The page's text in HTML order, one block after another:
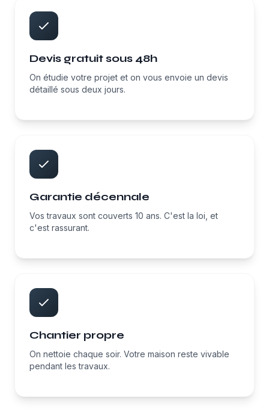
Devis gratuit sous 48h
On étudie votre projet et on vous envoie un devis
détaillé sous deux jours.
Garantie décennale
Vos travaux sont couverts 10 ans. C'est la loi, et
c'est rassurant.
Chantier propre
On nettoie chaque soir. Votre maison reste vivable
pendant les travaux.